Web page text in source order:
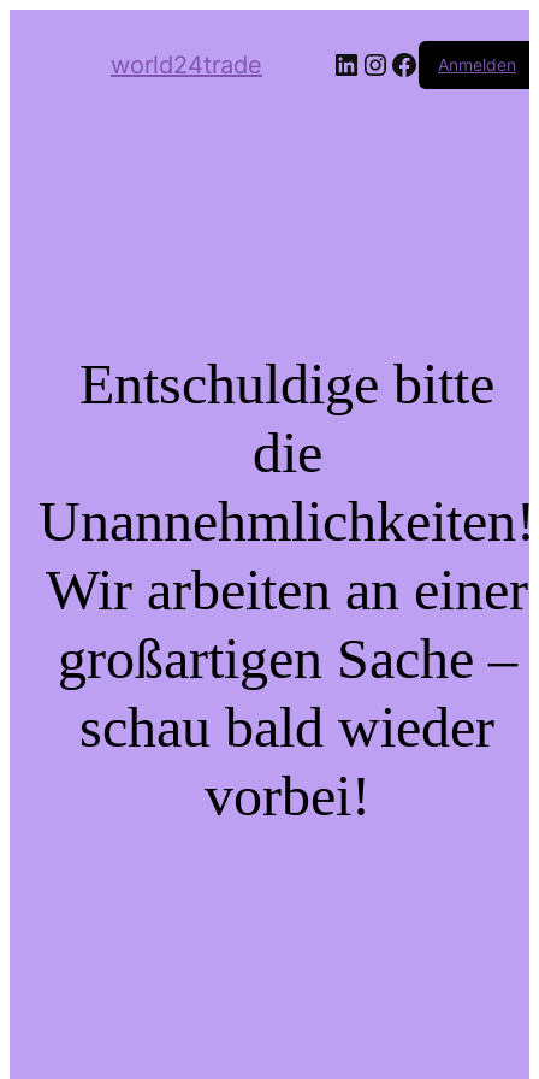
world24trade LinkedIn
Instagram
Facebook
Anmelden
Entschuldige bitte
die
Unannehmlichkeiten!
Wir arbeiten an einer
großartigen Sache –
schau bald wieder
vorbei!